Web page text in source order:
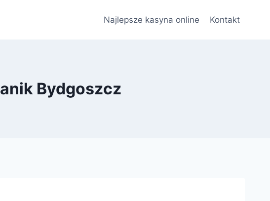
Najlepsze kasyna online Kontakt
Bydgoszcz